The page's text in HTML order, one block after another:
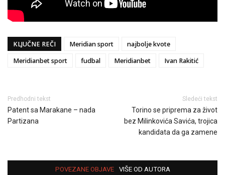
KLJUČNE REČI Meridian sport
najbolje kvote
Meridianbet sport
fudbal Meridianbet Ivan Rakitić
Predhodni tekst
Patent sa Marakane – nada
Partizana
Sledeći tekst
Torino se priprema za život
bez Milinkovića Savića, trojica
kandidata da ga zamene
POVEZANE OBJAVE VIŠE OD AUTORA